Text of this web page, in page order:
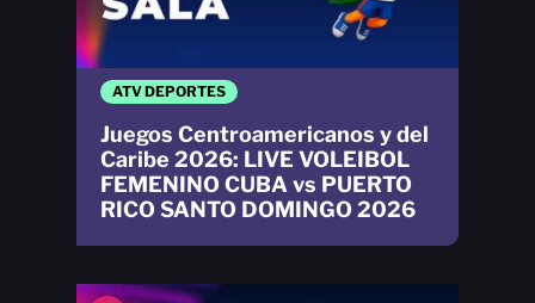
ATV DEPORTES
Juegos Centroamericanos y del
Caribe 2026: LIVE VOLEIBOL
FEMENINO CUBA vs PUERTO
RICO SANTO DOMINGO 2026